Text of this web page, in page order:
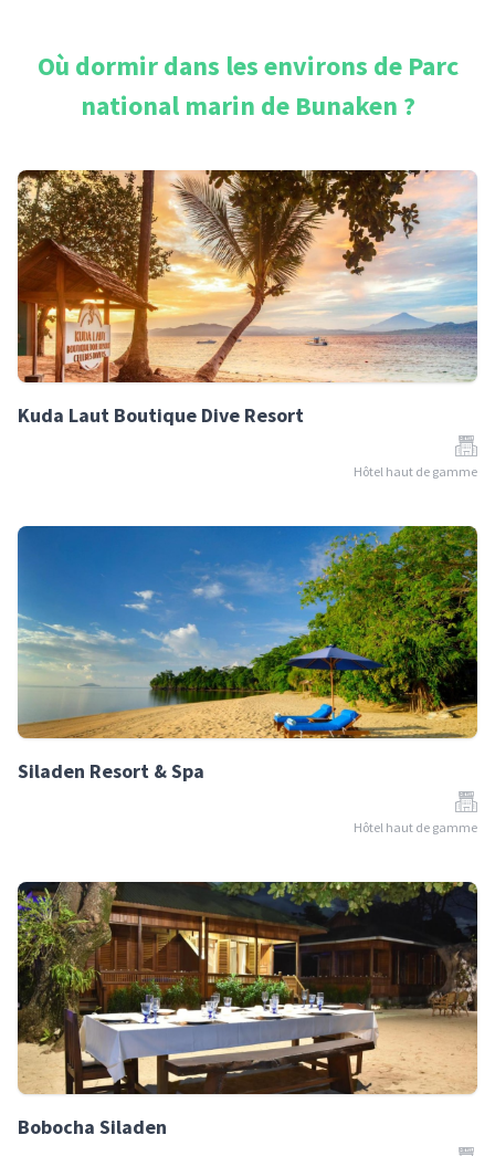
Où dormir dans les environs de Parc
national marin de Bunaken ?
Kuda Laut Boutique Dive Resort
Hôtel haut de gamme
Siladen Resort & Spa
Hôtel haut de gamme
Bobocha Siladen